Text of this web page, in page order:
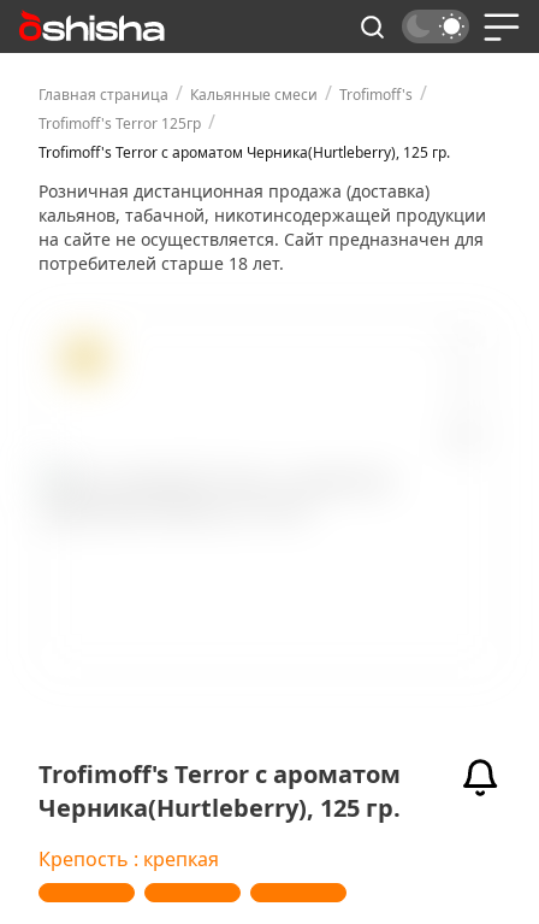
Главная страница / Кальянные смеси / Trofimoff's /
Trofimoff's Terror 125гр /
Trofimoff's Terror с ароматом Черника(Hurtleberry), 125 гр.
Розничная дистанционная продажа (доставка)
кальянов, табачной, никотинсодержащей продукции
на сайте не осуществляется. Сайт предназначен для
потребителей старше 18 лет.
Trofimoff's Terror с ароматом
Черника(Hurtleberry), 125 гр.
Крепость : крепкая